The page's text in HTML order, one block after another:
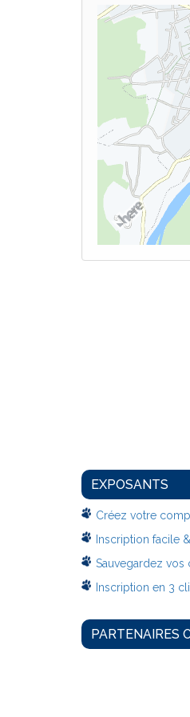
EXPOSANTS
Créez votre
Inscription facile
Sauvegardez vos
Inscription en 3
PARTENAIRES